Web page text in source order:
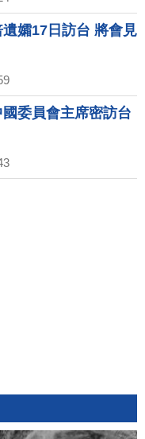
孀17日訪台 將會見
委員會主席密訪台